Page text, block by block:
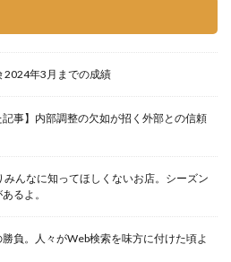
2024年3月までの成績
記事】内部調整の欠如が招く外部との信頼
んなに知ってほしくないお店。シーズン
るよ。
負。人々がWeb検索を味方に付けた頃よ